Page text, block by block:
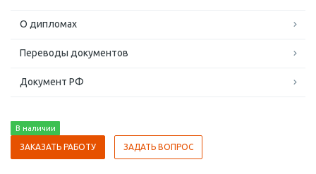
О дипломах
Переводы документов
Документ РФ
В наличии
ЗАКАЗАТЬ РАБОТУ ЗАДАТЬ ВОПРОС